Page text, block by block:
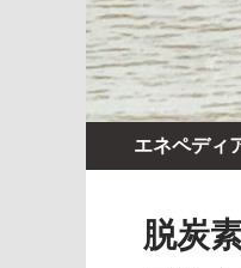
エネペディ
脱炭